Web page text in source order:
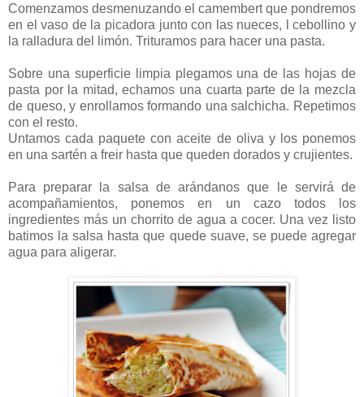
Comenzamos desmenuzando el camembert que pondremos
en el vaso de la picadora junto con las nueces, l cebollino y
la ralladura del limón. Trituramos para hacer una pasta.
Sobre una superficie limpia plegamos una de las hojas de
pasta por la mitad, echamos una cuarta parte de la mezcla
de queso, y enrollamos formando una salchicha. Repetimos
con el resto.
Untamos cada paquete con aceite de oliva y los ponemos
en una sartén a freir hasta que queden dorados y crujientes.
Para preparar la salsa de arándanos que le servirá de
acompañamientos, ponemos en un cazo todos los
ingredientes más un chorrito de agua a cocer. Una vez listo
batimos la salsa hasta que quede suave, se puede agregar
agua para aligerar.